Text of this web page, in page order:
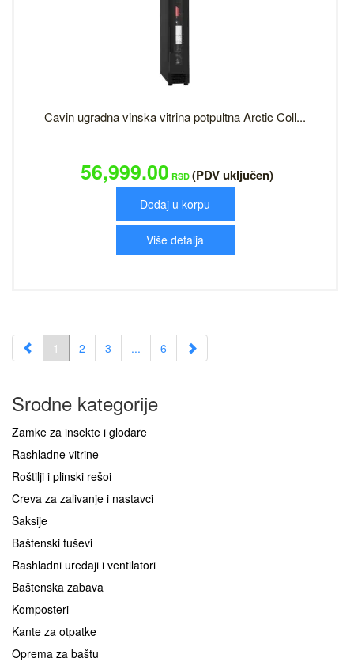
Cavin ugradna vinska vitrina potpultna Arctic Coll...
56,999.00 RSD (PDV uključen)
Dodaj u korpu
Više detalja
1 2 3 ... 6
Srodne kategorije
Zamke za insekte i glodare
Rashladne vitrine
Roštilji i plinski rešoi
Creva za zalivanje i nastavci
Saksije
Baštenski tuševi
Rashladni uređaji i ventilatori
Baštenska zabava
Komposteri
Kante za otpatke
Oprema za baštu